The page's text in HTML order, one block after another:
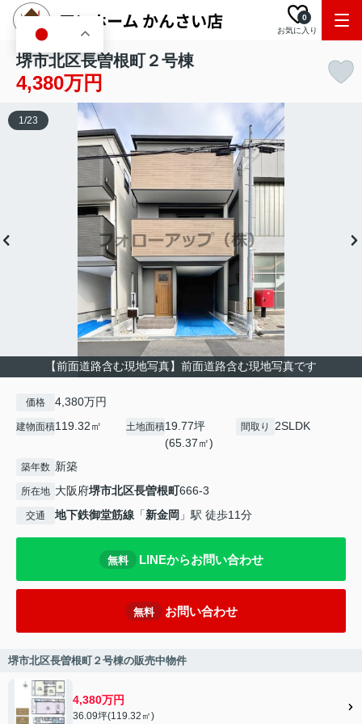
お気に入り
0
堺市北区長曽根町２号棟
4,380万円
【前面道路含む現地写真】前面道路含む現地写真です
1/23
価格 4,380万円
建物面積119.32㎡ 土地面積19.77坪
(65.37㎡)
間取り 2SLDK
築年数 新築
所在地 大阪府堺市北区長曽根町666-3
交通 地下鉄御堂筋線 「新金岡 」駅 徒歩11分
無料 LINEからお問い合わせ
無料 お問い合わせ
堺市北区長曽根町２号棟の販売中物件
4,380万円
36.09坪(119.32㎡)